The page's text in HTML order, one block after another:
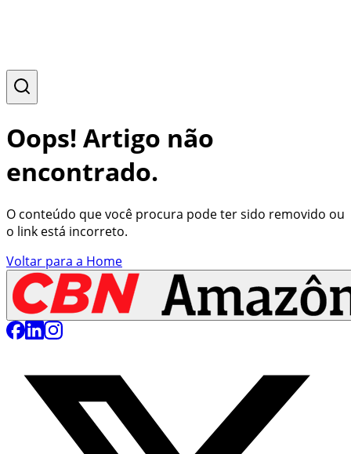
Oops! Artigo não
encontrado.
O conteúdo que você procura pode ter sido removido ou
o link está incorreto.
Voltar para a Home